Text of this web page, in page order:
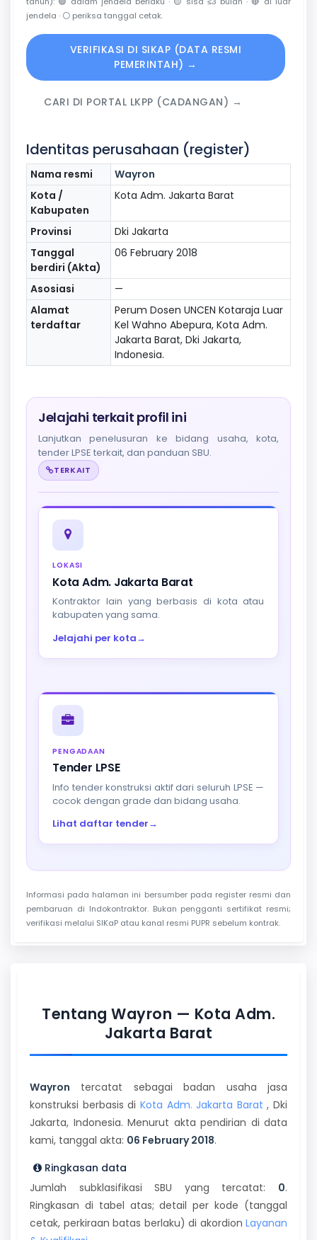
jendela · ⚪ periksa tanggal cetak.
VERIFIKASI DI SIKAP (DATA RESMI
PEMERINTAH) →
CARI DI PORTAL LKPP (CADANGAN) →
Identitas perusahaan (register)
Nama resmi
Wayron
Kota /
Kabupaten
Kota Adm. Jakarta Barat
Provinsi
Dki Jakarta
Tanggal
berdiri (Akta)
06 February 2018
Asosiasi
—
Alamat
terdaftar
Perum Dosen UNCEN Kotaraja Luar
Kel Wahno Abepura, Kota Adm.
Jakarta Barat, Dki Jakarta,
Indonesia.
Jelajahi terkait profil ini
Lanjutkan penelusuran ke bidang usaha, kota,
tender LPSE terkait, dan panduan SBU.
TERKAIT
LOKASI
Kota Adm. Jakarta Barat
Kontraktor lain yang berbasis di kota atau
kabupaten yang sama.
Jelajahi per kota→
PENGADAAN
Tender LPSE
Info tender konstruksi aktif dari seluruh LPSE —
cocok dengan grade dan bidang usaha.
Lihat daftar tender→
Informasi pada halaman ini bersumber pada register resmi dan
pembaruan di Indokontraktor. Bukan pengganti sertifikat resmi;
verifikasi melalui SIKaP atau kanal resmi PUPR sebelum kontrak.
Tentang Wayron — Kota Adm.
Jakarta Barat
Wayron tercatat sebagai badan usaha jasa
konstruksi berbasis di Kota Adm. Jakarta Barat , Dki
Jakarta, Indonesia. Menurut akta pendirian di data
kami, tanggal akta: 06 February 2018.
Ringkasan data
Jumlah subklasifikasi SBU yang tercatat: 0.
Ringkasan di tabel atas; detail per kode (tanggal
cetak, perkiraan batas berlaku) di akordion Layanan